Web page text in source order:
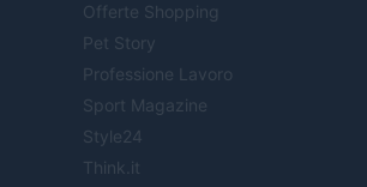
Offerte Shopping
Pet Story
Professione Lavoro
Sport Magazine
Style24
Think.it